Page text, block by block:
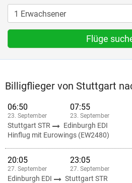
Flüge
Billigflieger von Stuttgart
06:50
23. September
07:55
23. September
Stuttgart STR
Edinburgh EDI
Hinflug mit Eurowings (EW2480)
20:05
27. September
23:05
27. September
Edinburgh EDI
Stuttgart STR